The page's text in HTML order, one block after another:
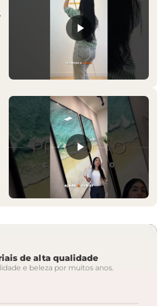
de alta qualidade
e beleza por muitos anos.